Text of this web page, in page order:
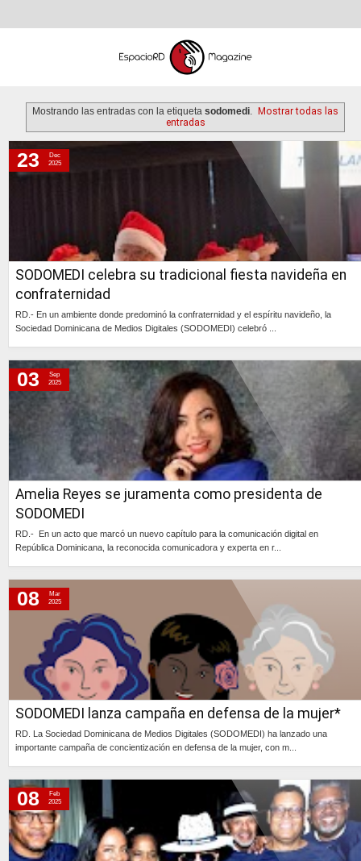
Mostrando las entradas con la etiqueta sodomedi.
Mostrar todas las
entradas
martes, 23 de diciembre de 2025
SODOMEDI celebra su tradicional fiesta navideña en
confraternidad
RD.- En un ambiente donde predominó la confraternidad y el espíritu navideño, la
Sociedad Dominicana de Medios Digitales (SODOMEDI) celebró ...
23
Dec
2025
Amelia Reyes se juramenta como presidenta de
SODOMEDI
RD.- En un acto que marcó un nuevo capítulo para la comunicación digital en
República Dominicana, la reconocida comunicadora y experta en r...
03
Sep
2025
SODOMEDI lanza campaña en defensa de la mujer*
RD. La Sociedad Dominicana de Medios Digitales (SODOMEDI) ha lanzado una
importante campaña de concientización en defensa de la mujer, con m...
08
Mar
2025
sábado, 8 de febrero de 2025
08
Feb
2025
lunes, 2 de diciembre de 2024
martes, 19 de noviembre de 2024
lunes, 18 de noviembre de 2024
martes, 12 de noviembre de 2024
lunes, 5 de agosto de 2024
martes, 18 de junio de 2024